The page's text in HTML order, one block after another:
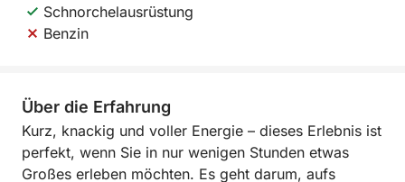
Schnorchelausrüstung
Benzin
Über die Erfahrung
Kurz, knackig und voller Energie – dieses Erlebnis ist
perfekt, wenn Sie in nur wenigen Stunden etwas
Großes erleben möchten. Es geht darum, aufs